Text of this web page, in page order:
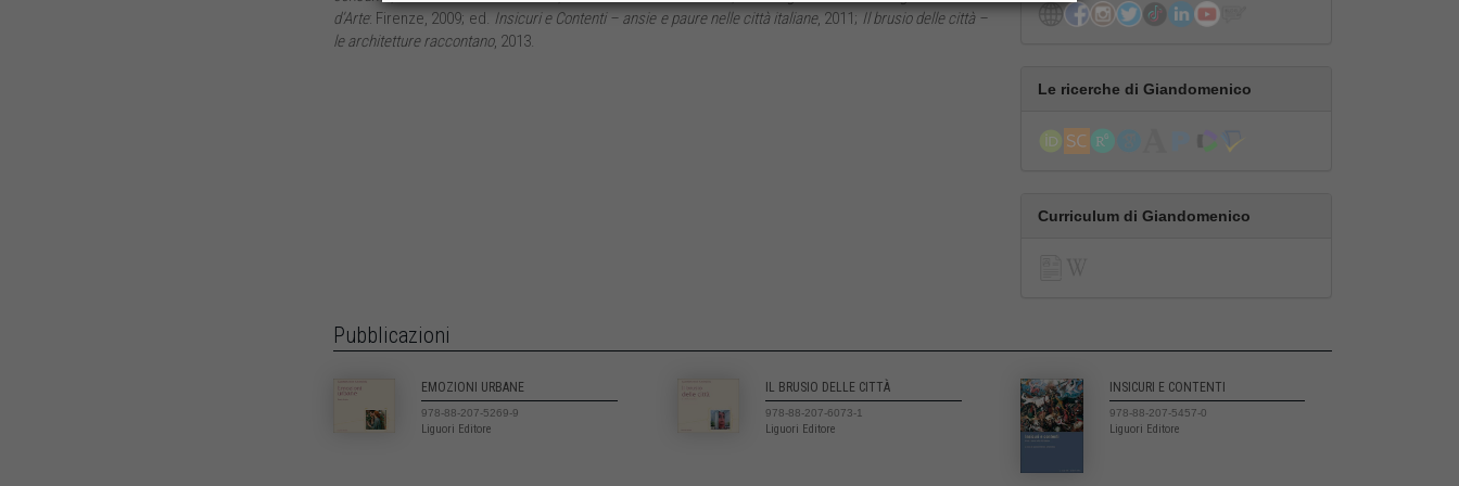
d’Arte: Firenze, 2009; ed. Insicuri e Contenti – ansie e paure nelle città italiane, 2011; Il brusio delle città –
le architetture raccontano, 2013.
Le ricerche di Giandomenico
Curriculum di Giandomenico
Pubblicazioni
EMOZIONI URBANE
978-88-207-5269-9
Liguori Editore
IL BRUSIO DELLE CITTÀ
978-88-207-6073-1
Liguori Editore
INSICURI E CONTENTI
978-88-207-5457-0
Liguori Editore